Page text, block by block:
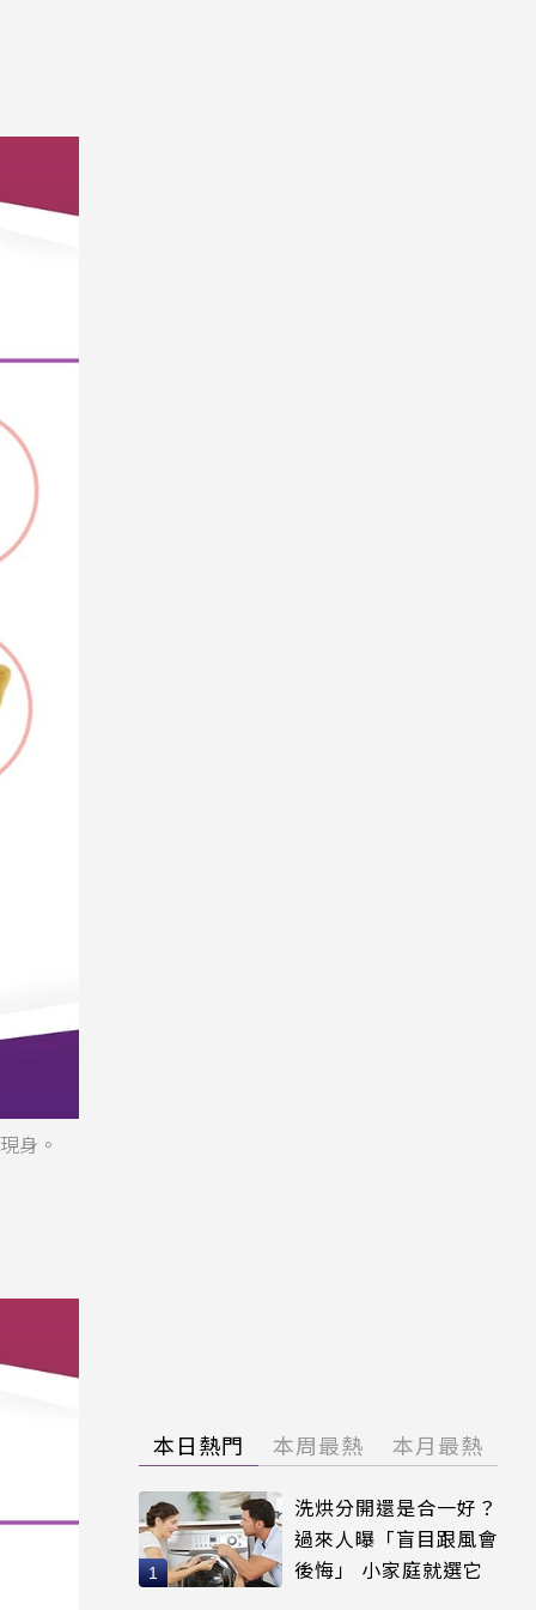
身。
本日熱門 本周最熱 本月最熱
洗烘分開還是合一好？
過來人曝「盲目跟風會
後悔」 小家庭就選它